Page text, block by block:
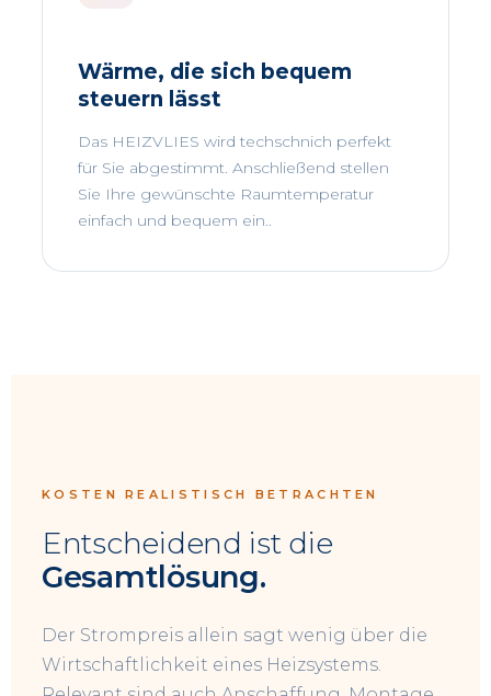
Wärme, die sich bequem
steuern lässt
Das HEIZVLIES wird techschnich perfekt
für Sie abgestimmt. Anschließend stellen
Sie Ihre gewünschte Raumtemperatur
einfach und bequem ein..
KOSTEN REALISTISCH BETRACHTEN
Entscheidend ist die
Gesamtlösung.
Der Strompreis allein sagt wenig über die
Wirtschaftlichkeit eines Heizsystems.